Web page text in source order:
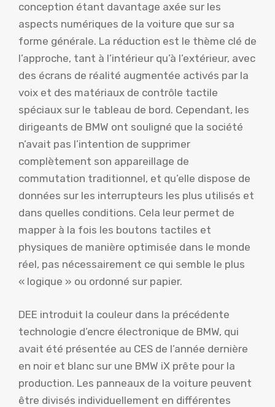
conception étant davantage axée sur les
aspects numériques de la voiture que sur sa
forme générale. La réduction est le thème clé de
l’approche, tant à l’intérieur qu’à l’extérieur, avec
des écrans de réalité augmentée activés par la
voix et des matériaux de contrôle tactile
spéciaux sur le tableau de bord. Cependant, les
dirigeants de BMW ont souligné que la société
n’avait pas l’intention de supprimer
complètement son appareillage de
commutation traditionnel, et qu’elle dispose de
données sur les interrupteurs les plus utilisés et
dans quelles conditions. Cela leur permet de
mapper à la fois les boutons tactiles et
physiques de manière optimisée dans le monde
réel, pas nécessairement ce qui semble le plus
« logique » ou ordonné sur papier.
DEE introduit la couleur dans la précédente
technologie d’encre électronique de BMW, qui
avait été présentée au CES de l’année dernière
en noir et blanc sur une BMW iX prête pour la
production. Les panneaux de la voiture peuvent
être divisés individuellement en différentes